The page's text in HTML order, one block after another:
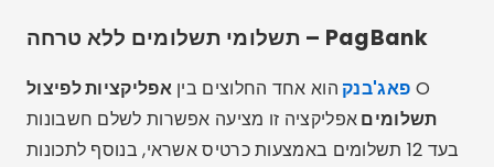
PagBank – תשלומי תשלומים ללא טרחה
O פאג'בנק הוא אחד החלוצים ביןאפליקציות לפיצול
תשלומיםאפליקציה זו מציעה אפשרות לשלם חשבונות
בעד 12 תשלומים באמצעות כרטיס אשראי, בנוסף לתכונות